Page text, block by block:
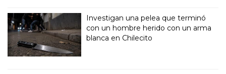
Investigan una pelea que terminó
con un hombre herido con un arma
blanca en Chilecito